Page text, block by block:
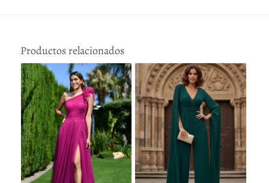
Productos relacionados